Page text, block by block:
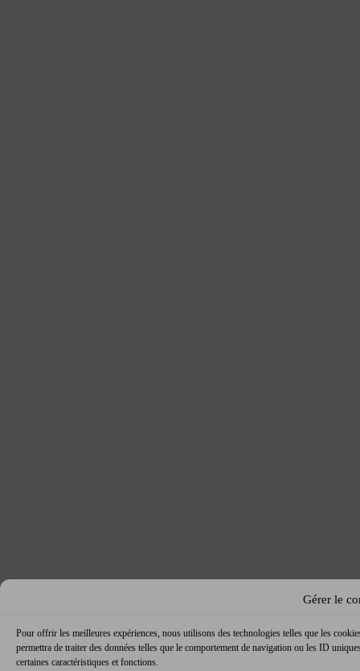
Gérer le
Pour offrir les meilleures expériences, nous utilisons des technologies telles que les
permettra de traiter des données telles que le comportement de navigation ou les ID
certaines caractéristiques et fonctions.